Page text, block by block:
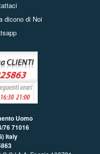
dicono di Noi
Uomo
7671016
Italy